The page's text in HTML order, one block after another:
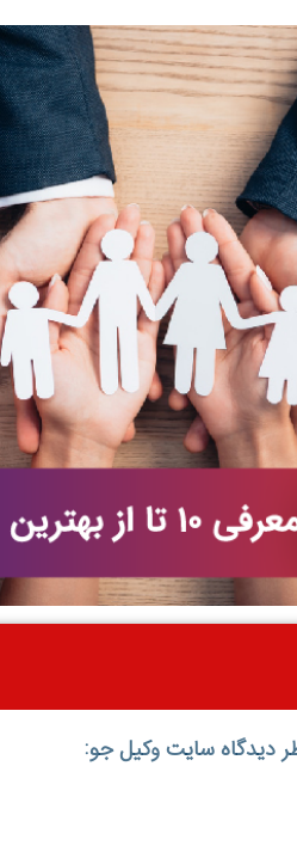
دیدگاه سایت وکیل جو: